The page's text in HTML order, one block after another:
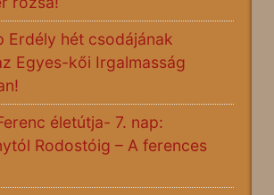
Erdély hét csodájának
Egyes-kői Irgalmasság
életútja- 7. nap:
Rodostóig – A ferences